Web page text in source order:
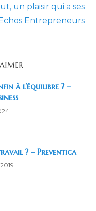
un plaisir qui a ses
Echos Entrepreneurs
à l’équilibre ? –
? – Preventica